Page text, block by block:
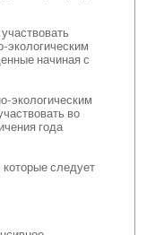
начиная с
экологическим
во
года
следует